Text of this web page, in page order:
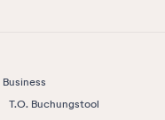
Business
T.O. Buchungstool